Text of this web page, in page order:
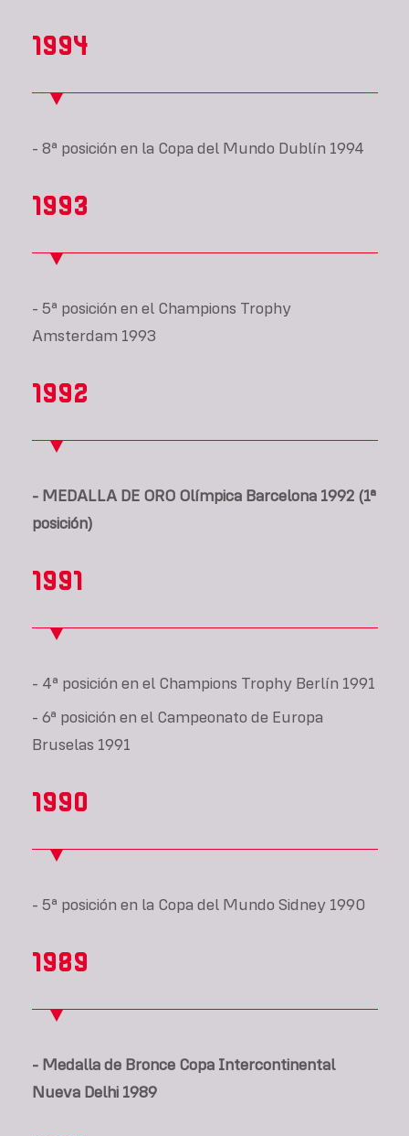
1994
- 8ª posición en la Copa del Mundo Dublín 1994
1993
- 5ª posición en el Champions Trophy
Amsterdam 1993
1992
- MEDALLA DE ORO Olímpica Barcelona 1992 (1ª
posición)
1991
- 4ª posición en el Champions Trophy Berlín 1991
- 6ª posición en el Campeonato de Europa
Bruselas 1991
1990
- 5ª posición en la Copa del Mundo Sidney 1990
1989
- Medalla de Bronce Copa Intercontinental
Nueva Delhi 1989